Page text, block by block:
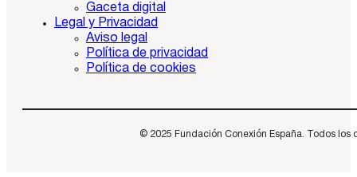
Gaceta digital
Legal y Privacidad
Aviso legal
Política de privacidad
Política de cookies
© 2025 Fundación Conexión España. Todos los